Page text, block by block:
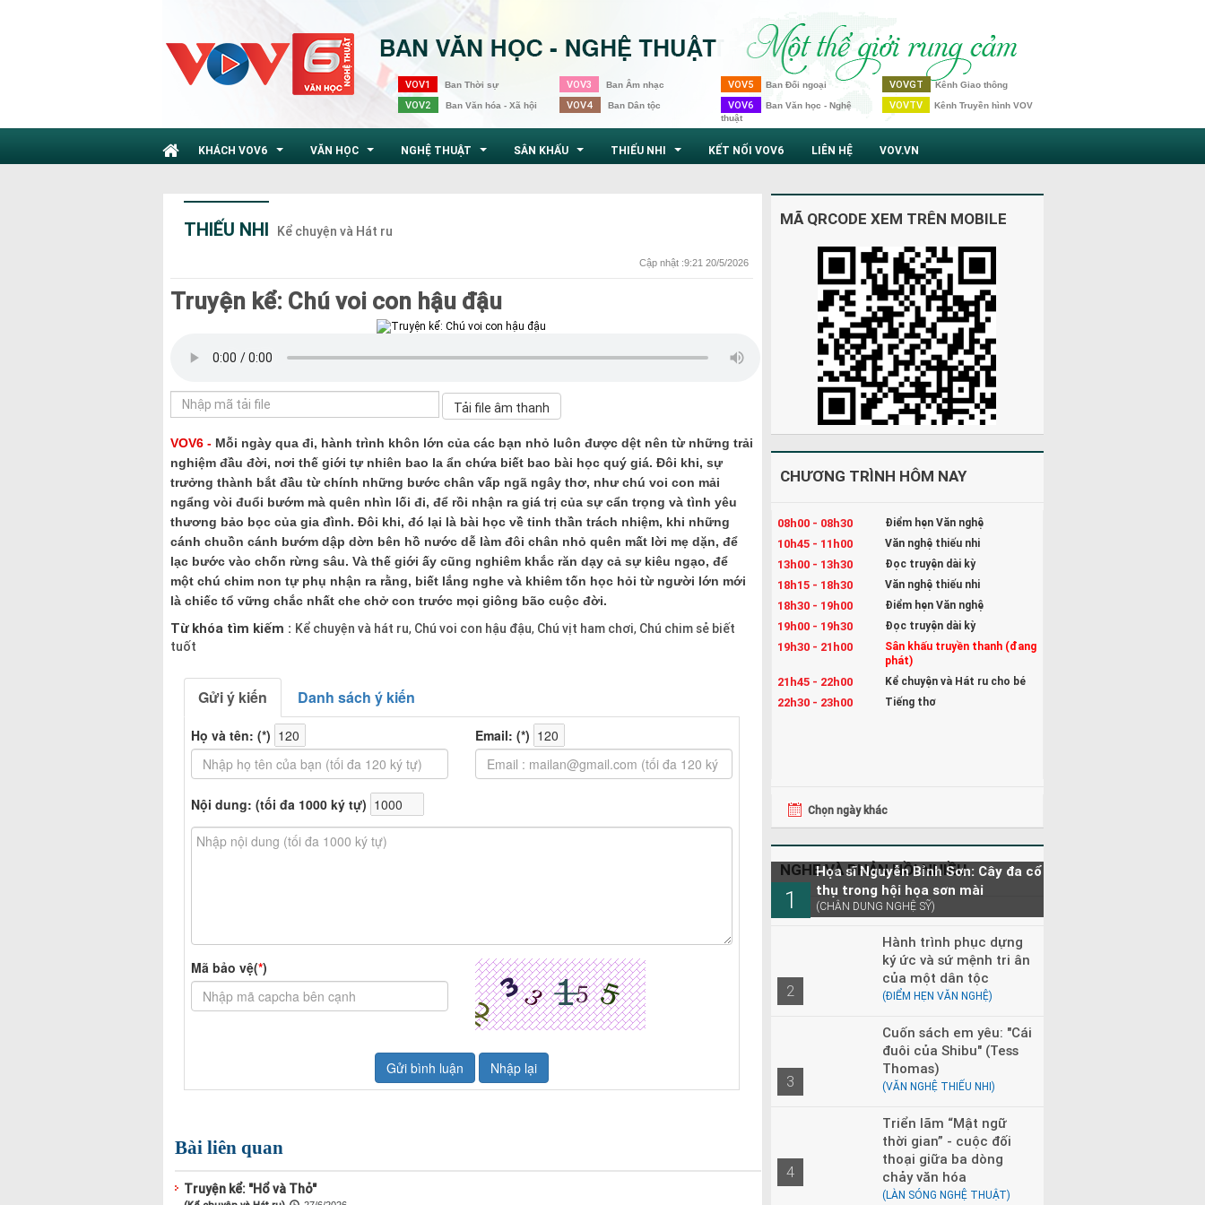
VOV1 Ban Thời sự
VOV2 Ban Văn hóa - Xã hội
VOV3 Ban Âm nhạc
VOV4 Ban Dân tộc
VOV5 Ban Đối ngoại
VOV6 Ban Văn học - Nghệ
thuật
VOVGT Kênh Giao thông
VOVTV Kênh Truyền hình VOV
KHÁCH VOV6 VĂN HỌC NGHỆ THUẬT SÂN KHẤU THIẾU NHI KẾT NỐI VOV6 LIÊN HỆ VOV.VN
THIẾU NHI Kể chuyện và Hát ru
Cập nhật :9:21 20/5/2026
Truyện kể: Chú voi con hậu đậu
VOV6 - Mỗi ngày qua đi, hành trình khôn lớn của các bạn nhỏ luôn được dệt nên từ những trải
nghiệm đầu đời, nơi thế giới tự nhiên bao la ẩn chứa biết bao bài học quý giá. Đôi khi, sự
trưởng thành bắt đầu từ chính những bước chân vấp ngã ngây thơ, như chú voi con mải
ngẩng vòi đuổi bướm mà quên nhìn lối đi, để rồi nhận ra giá trị của sự cẩn trọng và tình yêu
thương bảo bọc của gia đình. Đôi khi, đó lại là bài học về tinh thần trách nhiệm, khi những
cánh chuồn cánh bướm dập dờn bên hồ nước dễ làm đôi chân nhỏ quên mất lời mẹ dặn, để
lạc bước vào chốn rừng sâu. Và thế giới ấy cũng nghiêm khắc răn dạy cả sự kiêu ngạo, để
một chú chim non tự phụ nhận ra rằng, biết lắng nghe và khiêm tốn học hỏi từ người lớn mới
là chiếc tổ vững chắc nhất che chở con trước mọi giông bão cuộc đời.
Từ khóa tìm kiếm : Kể chuyện và hát ru, Chú voi con hậu đậu, Chú vịt ham chơi, Chú chim sẻ biết
tuốt
Bài liên quan
Truyện kể: "Hổ và Thỏ"
MÃ QRCODE XEM TRÊN MOBILE
CHƯƠNG TRÌNH HÔM NAY
08h00 - 08h30 Điểm hẹn Văn nghệ
10h45 - 11h00 Văn nghệ thiếu nhi
13h00 - 13h30 Đọc truyện dài kỳ
18h15 - 18h30 Văn nghệ thiếu nhi
18h30 - 19h00 Điểm hẹn Văn nghệ
19h00 - 19h30 Đọc truyện dài kỳ
19h30 - 21h00
Sân khấu truyền thanh (đang
phát)
21h45 - 22h00 Kể chuyện và Hát ru cho bé
22h30 - 23h00 Tiếng thơ
Chọn ngày khác
NGHE VÀ PHẢN HỒI NHIỀU
1
Họa sĩ Nguyễn Bỉnh Sơn: Cây đa cổ
thụ trong hội họa sơn mài
(CHÂN DUNG NGHỆ SỸ)
2
Hành trình phục dựng
ký ức và sứ mệnh tri ân
của một dân tộc
(ĐIỂM HẸN VĂN NGHỆ)
3
Cuốn sách em yêu: "Cái
đuôi của Shibu" (Tess
Thomas)
(VĂN NGHỆ THIẾU NHI)
4
Triển lãm “Mật ngữ
thời gian” - cuộc đối
thoại giữa ba dòng
chảy văn hóa
(LÀN SÓNG NGHỆ THUẬT)